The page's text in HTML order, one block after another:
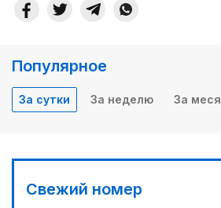
Популярное
За сутки За неделю За
Свежий номер